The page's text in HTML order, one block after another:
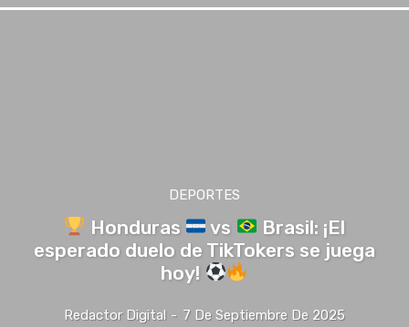
DEPORTES
Honduras vs
Brasil: ¡El
esperado duelo de TikTokers se juega
hoy!
Redactor Digital - 7 De Septiembre De 2025